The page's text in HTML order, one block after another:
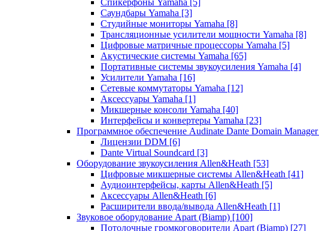
Спикерфоны Yamaha [5]
Саундбары Yamaha [3]
Студийные мониторы Yamaha [8]
Трансляционные усилители мощности Yamaha [8]
Цифровые матричные процессоры Yamaha [5]
Акустические системы Yamaha [65]
Портативные системы звукоусиления Yamaha [4]
Усилители Yamaha [16]
Сетевые коммутаторы Yamaha [12]
Аксессуары Yamaha [1]
Микшерные консоли Yamaha [40]
Интерфейсы и конвертеры Yamaha [23]
Программное обеспечение Audinate Dante Domain Manager
Лицензии DDM [6]
Dante Virtual Soundcard [3]
Оборудование звукоусиления Allen&Heath [53]
Цифровые микшерные системы Allen&Heath [41]
Аудиоинтерфейсы, карты Allen&Heath [5]
Аксессуары Allen&Heath [6]
Расширители ввода/вывода Allen&Heath [1]
Звуковое оборудование Apart (Biamp) [100]
Потолочные громкоговорители Apart (Biamp) [27]